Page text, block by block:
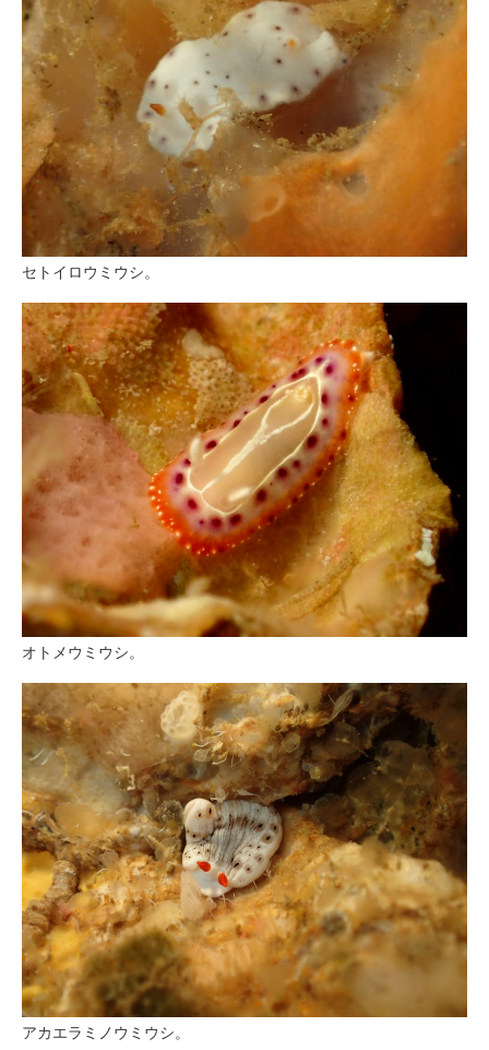
セトイロウミウシ。
オトメウミウシ。
アカエラミノウミウシ。